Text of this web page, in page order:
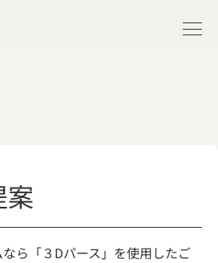
案
ら「３Dパース」を使用したご